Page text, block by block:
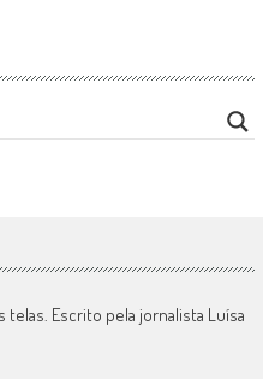
telas. Escrito pela jornalista Luísa